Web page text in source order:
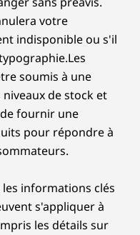
votre
indisponible ou s'il
soumis à une
de stock et
fournir une
pour répondre à
les informations clés
s'appliquer à
les détails sur